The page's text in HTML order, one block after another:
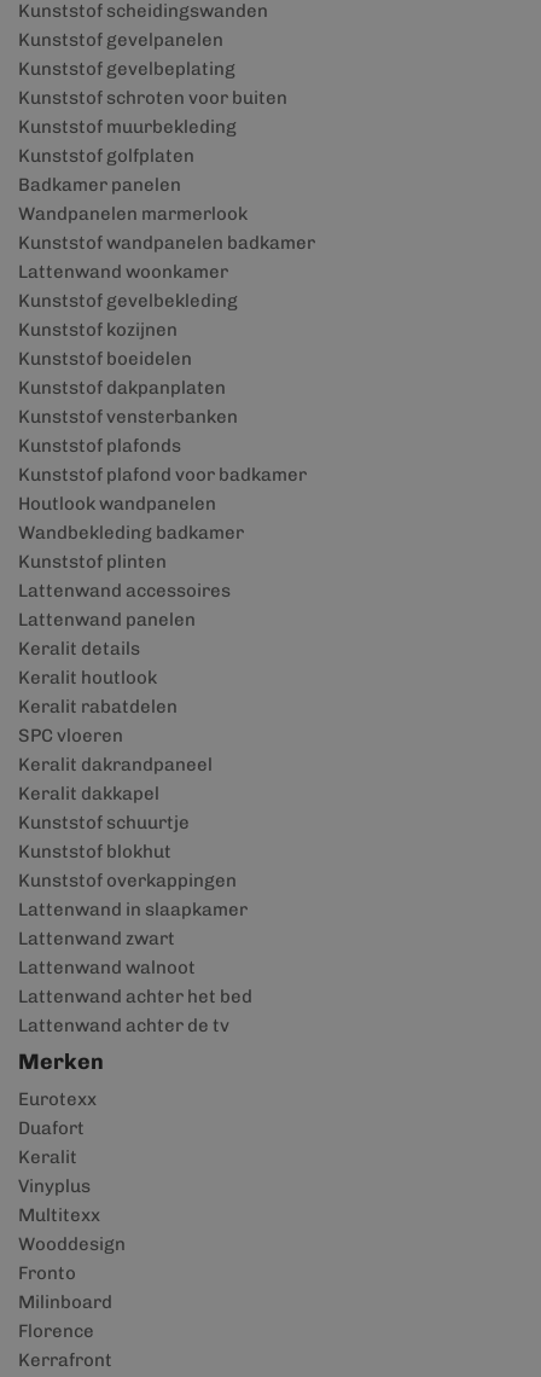
Kunststof scheidingswanden
Kunststof gevelpanelen
Kunststof gevelbeplating
Kunststof schroten voor buiten
Kunststof muurbekleding
Kunststof golfplaten
Badkamer panelen
Wandpanelen marmerlook
Kunststof wandpanelen badkamer
Lattenwand woonkamer
Kunststof gevelbekleding
Kunststof kozijnen
Kunststof boeidelen
Kunststof dakpanplaten
Kunststof vensterbanken
Kunststof plafonds
Kunststof plafond voor badkamer
Houtlook wandpanelen
Wandbekleding badkamer
Kunststof plinten
Lattenwand accessoires
Lattenwand panelen
Keralit details
Keralit houtlook
Keralit rabatdelen
SPC vloeren
Keralit dakrandpaneel
Keralit dakkapel
Kunststof schuurtje
Kunststof blokhut
Kunststof overkappingen
Lattenwand in slaapkamer
Lattenwand zwart
Lattenwand walnoot
Lattenwand achter het bed
Lattenwand achter de tv
Merken
Eurotexx
Duafort
Keralit
Vinyplus
Multitexx
Wooddesign
Fronto
Milinboard
Florence
Kerrafront